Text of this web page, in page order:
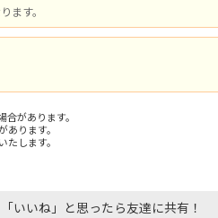
ます。
があります。
ります。
します。
「いいね」と思ったら友達に共有！